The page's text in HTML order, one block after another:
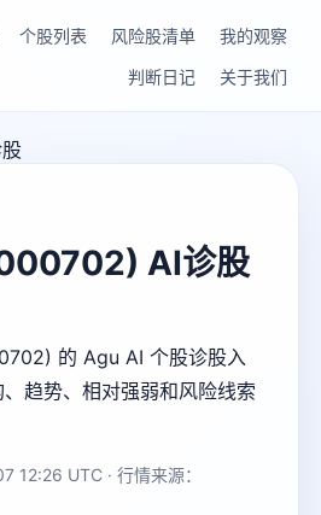
个股列表 风险股清单
我的观察
判断日记
关于我们
AI诊股
的 Agu AI 个股诊股入
趋势、相对强弱和风险线索
12:26 UTC · 行情来源：